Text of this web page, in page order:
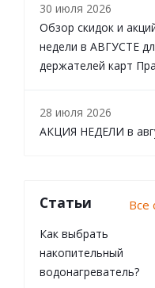
30 июля 2026
Обзор скидок и
недели в АВГУСТЕ
держателей карт
28 июля 2026
АКЦИЯ НЕДЕЛИ в
Статьи Все
Как выбрать
накопительный
водонагреватель?